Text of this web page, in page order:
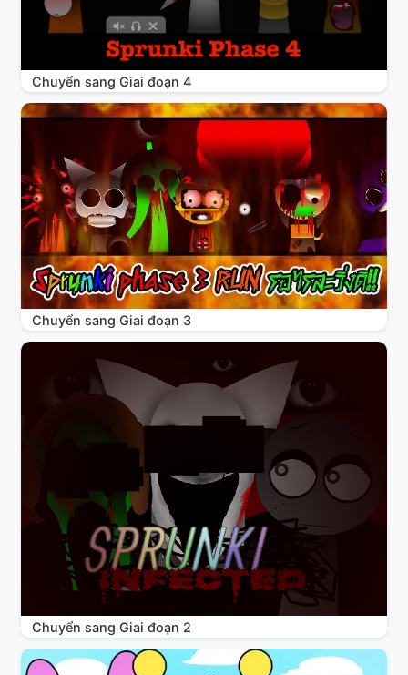
Chuyển sang Giai đoạn 4
Chuyển sang Giai đoạn 3
Chuyển sang Giai đoạn 2